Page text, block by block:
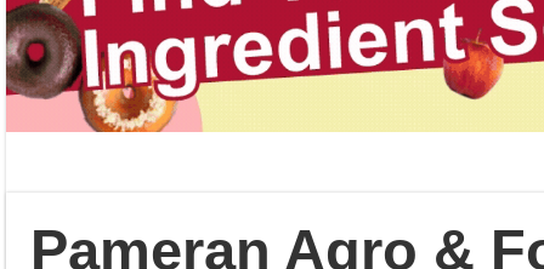
Pameran Agro &